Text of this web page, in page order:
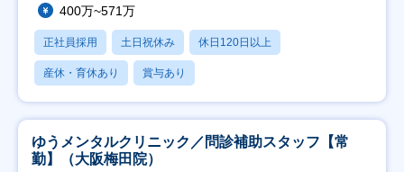
400万~571万
正社員採用 土日祝休み 休日120日以上
産休・育休あり 賞与あり
ゆうメンタルクリニック／問診補助スタッフ【常
勤】（大阪梅田院）